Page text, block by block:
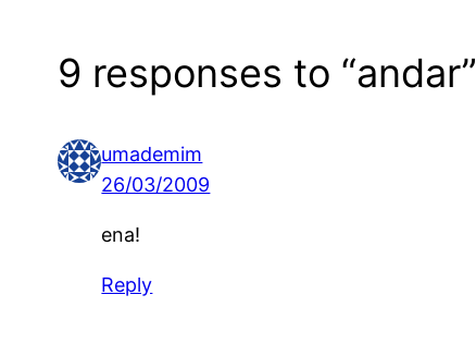
9 responses to “andar”
umademim
26/03/2009
ena!
Reply